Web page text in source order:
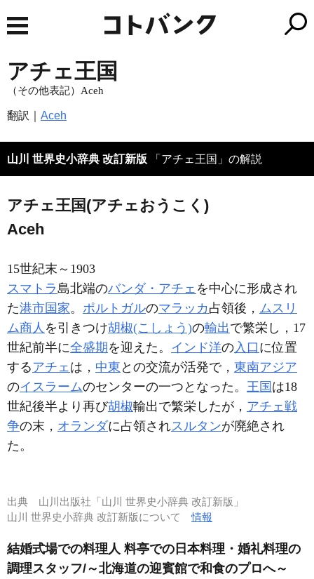
アチェ王国
（その他表記）Aceh
翻訳｜ Aceh
山川 世界史小辞典 改訂新版 「アチェ王国」の解説
アチェ王国(アチェおうこく)
Aceh
15世紀末～1903
スマトラ島北端のバンダ・アチェ を中心に形成され
た港市国家。 ポルトガルのマラッカ占領後， ムスリ
ム商人 を引きつけ胡椒(こしょう)の輸出で繁栄し，17
世紀前半に全盛期 を迎えた。 インド洋の入口 に位置
するアチェは， 中東 との交流が活発で， 東南アジア
のイスラームのセンターの一つとなった。 王国 は18
世紀後半より再び胡椒輸出で繁栄したが， アチェ戦
争の末， オランダに占領されスルタンが廃絶され
た。
出典 山川出版社「山川 世界史小辞典 改訂新版」
山川 世界史小辞典 改訂新版について情報
結婚式場での料理人 料亭での日本料理・婚礼料理の
調理スタッフ/～北海道の迎賓館で和食のプロへ～